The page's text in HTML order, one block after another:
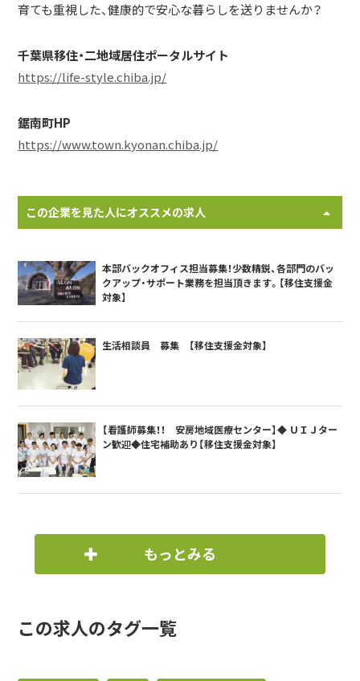
育ても重視した、健康的で安心な暮らしを送りませんか？
千葉県移住・二地域居住ポータルサイト
https://life-style.chiba.jp/
鋸南町HP
https://www.town.kyonan.chiba.jp/
この企業を見た人にオススメの求人
本部バックオフィス担当募集！少数精鋭、各部門のバッ
クアップ・サポート業務を担当頂きます。【移住支援金
対象】
生活相談員 募集 【移住支援金対象】
【看護師募集！！ 安房地域医療センター】◆ ＵＩＪター
ン歓迎◆住宅補助あり【移住支援金対象】
もっとみる
この求人のタグ一覧